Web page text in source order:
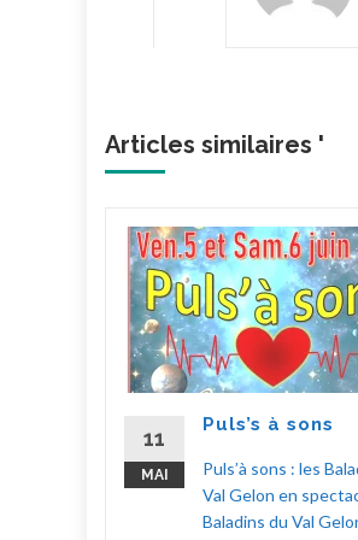
Articles similaires '
11
MAI
Puls’s à sons
Puls’à sons : les
Val Gelon en
Baladins du Val